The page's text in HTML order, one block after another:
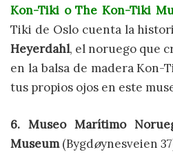
Kon-Tiki o The Kon-Tiki
Tiki de Oslo cuenta la
Heyerdahl, el noruego que
en la balsa de madera Kon-
tus propios ojos en este
6. Museo Marítimo
Museum(Bygdøynesveien